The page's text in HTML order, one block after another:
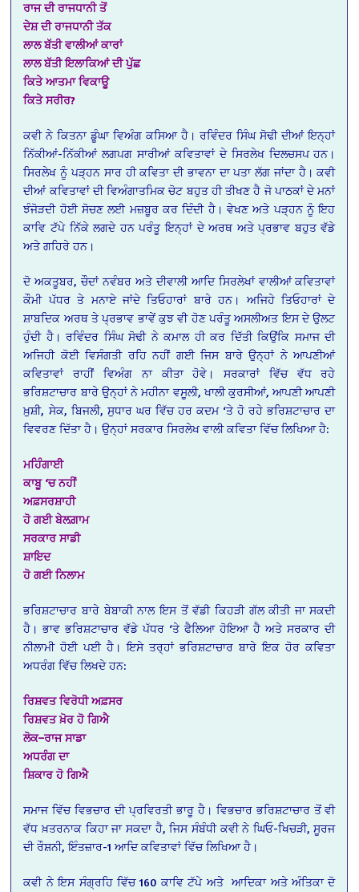
ਰਾਜ ਦੀ ਰਾਜਧਾਨੀ ਤੋਂ
ਦੇਸ਼ ਦੀ ਰਾਜਧਾਨੀ ਤੱਕ
ਲਾਲ ਬੱਤੀ ਵਾਲੀਆਂ ਕਾਰਾਂ
ਲਾਲ ਬੱਤੀ ਇਲਾਕਿਆਂ ਦੀ ਪੁੱਛ
ਕਿਤੇ ਆਤਮਾ ਵਿਕਾਊ
ਕਿਤੇ ਸਰੀਰ?
ਕਵੀ ਨੇ ਕਿਤਨਾ ਡੂੰਘਾ ਵਿਅੰਗ ਕਸਿਆ ਹੈ। ਰਵਿੰਦਰ ਸਿੰਘ ਸੋਢੀ ਦੀਆਂ ਇਨ੍ਹਾਂ
ਨਿੱਕੀਆਂ-ਨਿੱਕੀਆਂ ਲਗਪਗ ਸਾਰੀਆਂ ਕਵਿਤਾਵਾਂ ਦੇ ਸਿਰਲੇਖ ਦਿਲਚਸਪ ਹਨ।
ਸਿਰਲੇਖ ਨੂੰ ਪੜ੍ਹਨ ਸਾਰ ਹੀ ਕਵਿਤਾ ਦੀ ਭਾਵਨਾ ਦਾ ਪਤਾ ਲੱਗ ਜਾਂਦਾ ਹੈ। ਕਵੀ
ਦੀਆਂ ਕਵਿਤਾਵਾਂ ਦੀ ਵਿਅੰਗਾਤਮਿਕ ਚੋਟ ਬਹੁਤ ਹੀ ਤੀਖਣ ਹੈ ਜੋ ਪਾਠਕਾਂ ਦੇ ਮਨਾਂ
ਝੰਜੋੜਦੀ ਹੋਈ ਸੋਚਣ ਲਈ ਮਜ਼ਬੂਰ ਕਰ ਦਿੰਦੀ ਹੈ। ਵੇਖਣ ਅਤੇ ਪੜ੍ਹਨ ਨੂੰ ਇਹ
ਕਾਵਿ ਟੱਪੇ ਨਿੱਕੇ ਲਗਦੇ ਹਨ ਪਰੰਤੂ ਇਨ੍ਹਾਂ ਦੇ ਅਰਥ ਅਤੇ ਪ੍ਰਭਾਵ ਬਹੁਤ ਵੱਡੇ
ਅਤੇ ਗਹਿਰੇ ਹਨ।
ਦੋ ਅਕਤੂਬਰ, ਚੌਦਾਂ ਨਵੰਬਰ ਅਤੇ ਦੀਵਾਲੀ ਆਦਿ ਸਿਰਲੇਖਾਂ ਵਾਲੀਆਂ ਕਵਿਤਾਵਾਂ
ਕੌਮੀ ਪੱਧਰ ਤੇ ਮਨਾਏ ਜਾਂਦੇ ਤਿਓਹਾਰਾਂ ਬਾਰੇ ਹਨ। ਅਜਿਹੇ ਤਿਓਹਾਰਾਂ ਦੇ
ਸ਼ਾਬਦਿਕ ਅਰਥ ਤੇ ਪ੍ਰਭਾਵ ਭਾਵੇਂ ਕੁਝ ਵੀ ਹੋਣ ਪਰੰਤੂ ਅਸਲੀਅਤ ਇਸ ਦੇ ਉਲਟ
ਹੁੰਦੀ ਹੈ। ਰਵਿੰਦਰ ਸਿੰਘ ਸੋਢੀ ਨੇ ਕਮਾਲ ਹੀ ਕਰ ਦਿੱਤੀ ਕਿਉਂਕਿ ਸਮਾਜ ਦੀ
ਅਜਿਹੀ ਕੋਈ ਵਿਸੰਗਤੀ ਰਹਿ ਨਹੀਂ ਗਈ ਜਿਸ ਬਾਰੇ ਉਨ੍ਹਾਂ ਨੇ ਆਪਣੀਆਂ
ਕਵਿਤਾਵਾਂ ਰਾਹੀਂ ਵਿਅੰਗ ਨਾ ਕੀਤਾ ਹੋਵੇ। ਸਰਕਾਰਾਂ ਵਿੱਚ ਵੱਧ ਰਹੇ
ਭਰਿਸ਼ਟਾਚਾਰ ਬਾਰੇ ਉਨ੍ਹਾਂ ਨੇ ਮਹੀਨਾ ਵਸੂਲੀ, ਖਾਲੀ ਕੁਰਸੀਆਂ, ਆਪਣੀ ਆਪਣੀ
ਖ਼ੁਸ਼ੀ, ਸੇਕ, ਬਿਜਲੀ, ਸੁਧਾਰ ਘਰ ਵਿੱਚ ਹਰ ਕਦਮ ‘ਤੇ ਹੋ ਰਹੇ ਭਰਿਸ਼ਟਾਚਾਰ ਦਾ
ਵਿਵਰਣ ਦਿੱਤਾ ਹੈ। ਉਨ੍ਹਾਂ ਸਰਕਾਰ ਸਿਰਲੇਖ ਵਾਲੀ ਕਵਿਤਾ ਵਿੱਚ ਲਿਖਿਆ ਹੈ:
ਮਹਿੰਗਾਈ
ਕਾਬੂ‘ਚ ਨਹੀਂ
ਅਫ਼ਸਰਸ਼ਾਹੀ
ਹੋ ਗਈ ਬੇਲਗ਼ਾਮ
ਸਰਕਾਰ ਸਾਡੀ
ਸ਼ਾਇਦ
ਹੋ ਗਈ ਨਿਲਾਮ
ਭਰਿਸ਼ਟਾਚਾਰ ਬਾਰੇ ਬੇਬਾਕੀ ਨਾਲ ਇਸ ਤੋਂ ਵੱਡੀ ਕਿਹੜੀ ਗੱਲ ਕੀਤੀ ਜਾ ਸਕਦੀ
ਹੈ। ਭਾਵ ਭਰਿਸ਼ਟਾਚਾਰ ਵੱਡੇ ਪੱਧਰ ‘ਤੇ ਫੈਲਿਆ ਹੋਇਆ ਹੈ ਅਤੇ ਸਰਕਾਰ ਦੀ
ਨੀਲਾਮੀ ਹੋਈ ਪਈ ਹੈ। ਇਸੇ ਤਰ੍ਹਾਂ ਭਰਿਸ਼ਟਾਚਾਰ ਬਾਰੇ ਇਕ ਹੋਰ ਕਵਿਤਾ
ਅਧਰੰਗ ਵਿੱਚ ਲਿਖਦੇ ਹਨ:
ਰਿਸ਼ਵਤ ਵਿਰੋਧੀ ਅਫ਼ਸਰ
ਰਿਸ਼ਵਤ ਖ਼ੋਰ ਹੋ ਗਿਐ
ਲੋਕ–ਰਾਜ ਸਾਡਾ
ਅਧਰੰਗ ਦਾ
ਸ਼ਿਕਾਰ ਹੋ ਗਿਐ
ਸਮਾਜ ਵਿੱਚ ਵਿਭਚਾਰ ਦੀ ਪ੍ਰਵਿਰਤੀ ਭਾਰੂ ਹੈ। ਵਿਭਚਾਰ ਭਰਿਸ਼ਟਾਚਾਰ ਤੋਂ ਵੀ
ਵੱਧ ਖ਼ਤਰਨਾਕ ਕਿਹਾ ਜਾ ਸਕਦਾ ਹੈ, ਜਿਸ ਸੰਬੰਧੀ ਕਵੀ ਨੇ ਘਿਓ-ਖਿਚੜੀ, ਸੂਰਜ
ਦੀ ਰੌਸ਼ਨੀ, ਇੰਤਜ਼ਾਰ-1 ਆਦਿ ਕਵਿਤਾਵਾਂ ਵਿੱਚ ਲਿਖਿਆ ਹੈ।
ਕਵੀ ਨੇ ਇਸ ਸੰਗ੍ਰਹਿ ਵਿੱਚ 160 ਕਾਵਿ ਟੱਪੇ ਅਤੇ ਆਦਿਕਾ ਅਤੇ ਅੰਤਿਕਾ ਦੋ